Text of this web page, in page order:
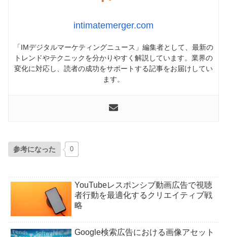
intimatemerger.com
「IMデジタルマーケティングニュース」編集者として、最新の
トレンドやテクニックを分かりやすく解説しています。業界の
変化に対応し、読者の成功をサポートする記事をお届けしてい
ます。
参考になった 0
YouTubeレスポンシブ動画広告で視聴
者行動を最適化するクリエイティブ戦
略
Google検索広告における画像アセット